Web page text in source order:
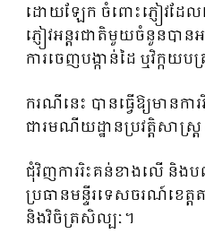
ដោយឡែក ចំពោះភ្ញៀវដែល
ភ្ញៀវអន្តរជាតិមួយចំនួនប
ការចេញបង្កាន់ដៃ ឬវិក្កយ
ករណីនេះ បានធ្វើឱ្យមានក
ជារមណីយដ្ឋានប្រវត្តិសាស្
ជុំវិញការរិះគន់ខាងលើ និង
ប្រធានមន្ទីរទេសចរណ៍ខេត្
និងវិចិត្រសិល្បៈ។